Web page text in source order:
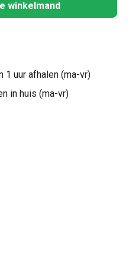
winkelmand
1 uur afhalen (ma-vr)
in huis (ma-vr)